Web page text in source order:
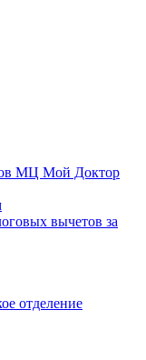
МЦ Мой Доктор
вычетов за
отделение